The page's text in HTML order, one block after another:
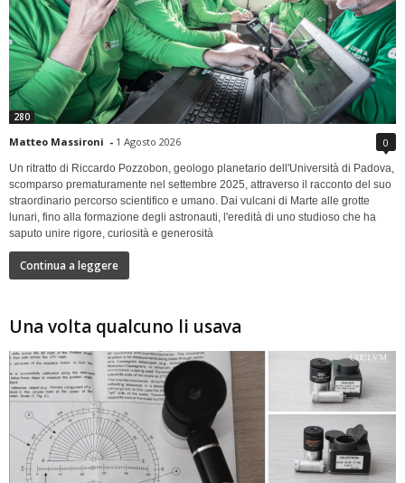
280
Matteo Massironi - 1 Agosto 2026 0
Un ritratto di Riccardo Pozzobon, geologo planetario dell'Università di Padova,
scomparso prematuramente nel settembre 2025, attraverso il racconto del suo
straordinario percorso scientifico e umano. Dai vulcani di Marte alle grotte
lunari, fino alla formazione degli astronauti, l'eredità di uno studioso che ha
saputo unire rigore, curiosità e generosità
Continua a leggere
Una volta qualcuno li usava